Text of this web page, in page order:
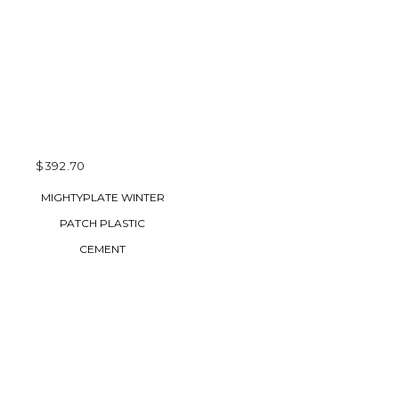
$392.70
AJOUTER AU
PANIER
MIGHTYPLATE WINTER
PATCH PLASTIC
CEMENT